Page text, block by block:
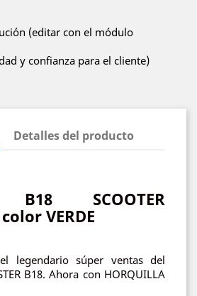
(editar con el módulo
y confianza para el cliente)
Detalles del producto
B18 SCOOTER
VERDE
legendario súper ventas del
B18. Ahora con HORQUILLA